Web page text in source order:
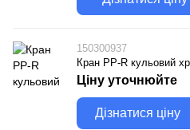
150300937
Кран PP-R кульовий
Ціну уточнюйте
Дізнатися ціну